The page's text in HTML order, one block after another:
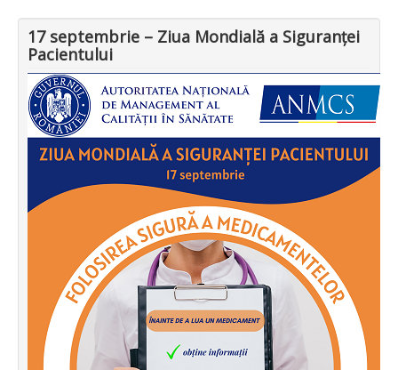
17 septembrie – Ziua Mondială a Siguranței
Pacientului